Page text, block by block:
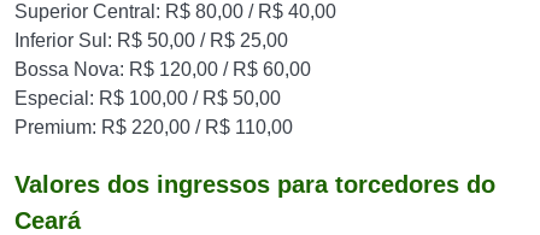
Superior Central: R$ 80,00 / R$ 40,00
Inferior Sul: R$ 50,00 / R$ 25,00
Bossa Nova: R$ 120,00 / R$ 60,00
Especial: R$ 100,00 / R$ 50,00
Premium: R$ 220,00 / R$ 110,00
Valores dos ingressos para torcedores do
Ceará